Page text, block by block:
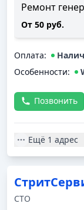
Ремонт
От 50 руб.
Оплата:
Особенности:
Позвонить
Ещё 1 адрес
СТО